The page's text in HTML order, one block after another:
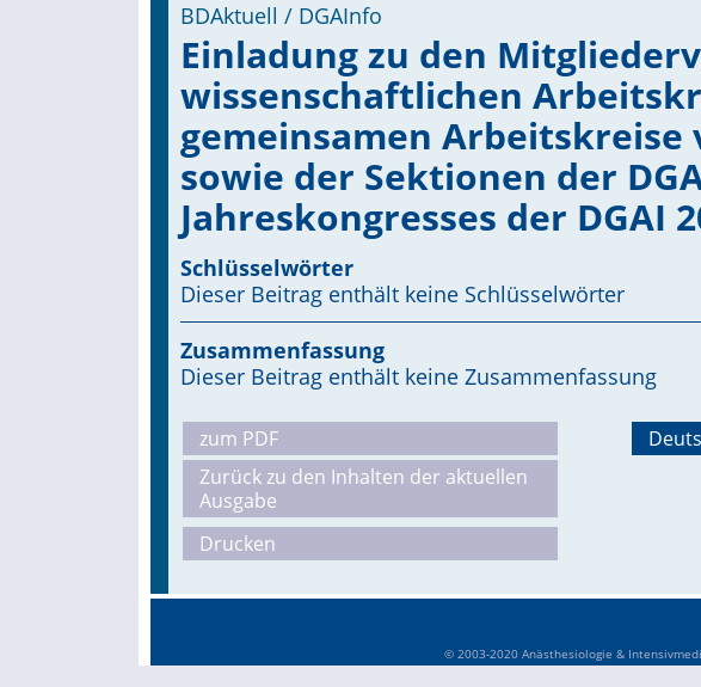
BDAktuell / DGAInfo
Einladung zu den
wissenschaftlichen
gemeinsamen Arbeitskreise
sowie der Sektionen der
Jahreskongresses der DGAI
Schlüsselwörter
Dieser Beitrag enthält keine Schlüsselwörter
Zusammenfassung
Dieser Beitrag enthält keine Zusammenfassung
zum PDF
Zurück zu den Inhalten der aktuellen
Ausgabe
Drucken
© 2003-2020 Anästhesiologie &